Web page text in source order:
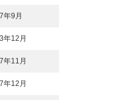
年9月
年12月
年11月
年12月